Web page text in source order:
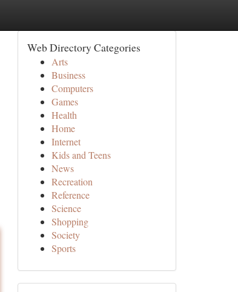
Web Directory Categories
Arts
Business
Computers
Games
Health
Home
Internet
Kids and Teens
News
Recreation
Reference
Science
Shopping
Society
Sports